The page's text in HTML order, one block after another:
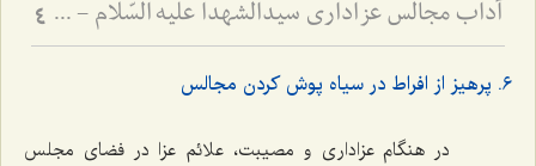
آداب مجالس عزاداری سیدالشهدا علیه السّلام - و دستورات بزرگان راجع به ماه‌های محرم و صفر 4
٦. پرهیز از افراط در سیاه پوش کردن مجالس
در هنگام عزاداری و مصیبت، علائم عزا در فضای مجلس